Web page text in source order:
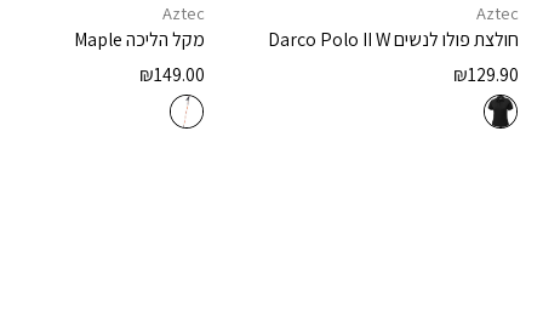
Aztec
חולצת פולו לנשיםDarco Polo II W
₪129.90
Aztec
מקל הליכהMaple
₪149.00